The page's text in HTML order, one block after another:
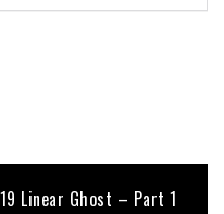
Linear Ghost – Part 1